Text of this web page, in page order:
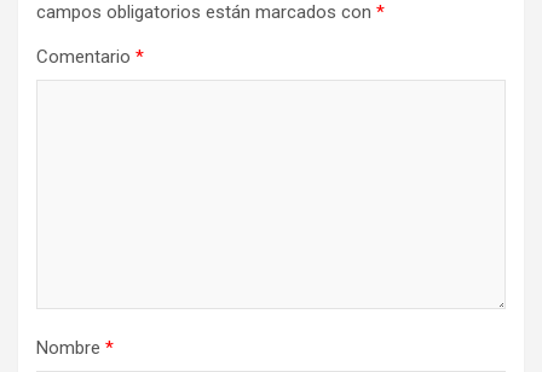
campos obligatorios están marcados con *
Comentario *
Nombre *